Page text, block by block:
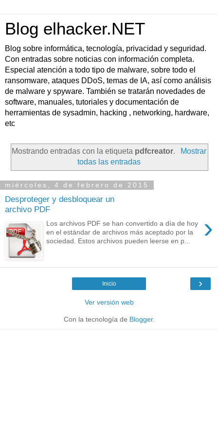
Blog elhacker.NET
Blog sobre informática, tecnología, privacidad y seguridad.
Con entradas sobre noticias con información completa.
Especial atención a todo tipo de malware, sobre todo el
ransomware, ataques DDoS, temas de IA, así como análisis
de malware y spyware. También se tratarán novedades de
software, manuales, tutoriales y documentación de
herramientas de sysadmin, hacking , networking, hardware,
etc
Mostrando entradas con la etiqueta pdfcreator.
Mostrar
todas las entradas
miércoles, 4 de febrero de 2015
Desproteger y desbloquear un
archivo PDF
›
Los archivos PDF se han convertido a día de hoy
en el estándar de archivos más aceptado por la
sociedad. Estos archivos pueden leerse en p...
›
Inicio
Ver versión web
Con la tecnología de Blogger.